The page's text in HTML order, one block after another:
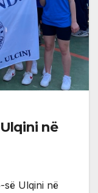
në
Ulqini në